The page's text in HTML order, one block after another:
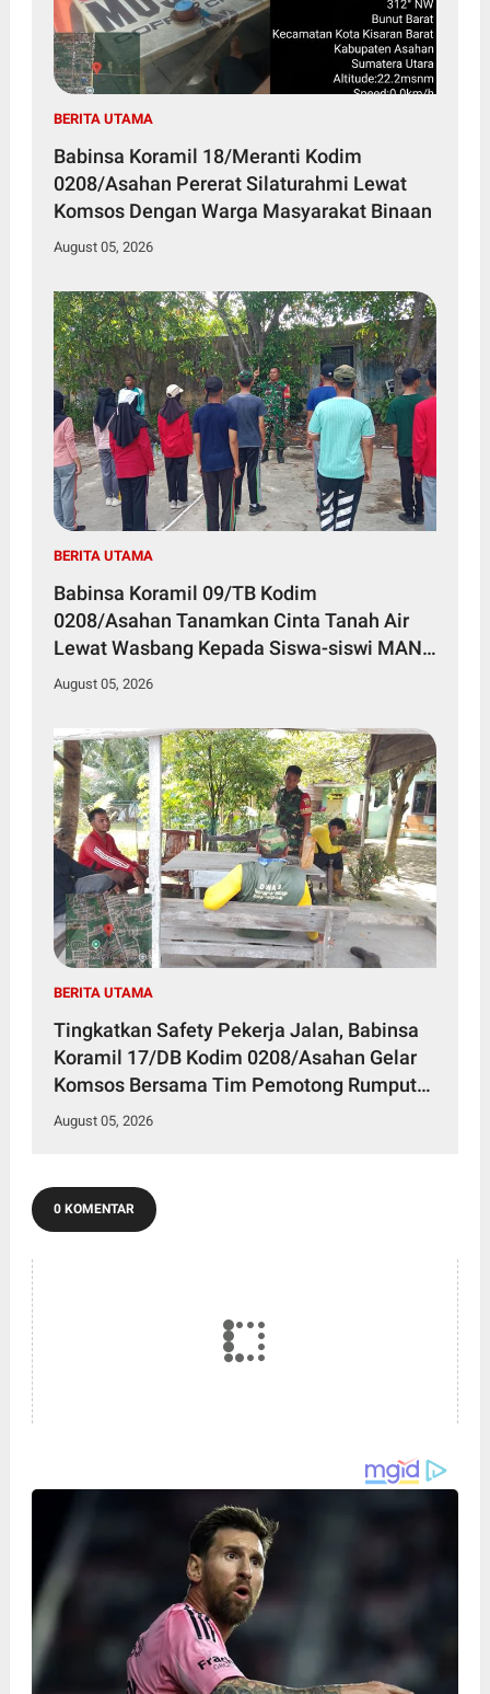
BERITA UTAMA
Babinsa Koramil 18/Meranti Kodim
0208/Asahan Pererat Silaturahmi Lewat
Komsos Dengan Warga Masyarakat Binaan
August 05, 2026
BERITA UTAMA
Babinsa Koramil 09/TB Kodim
0208/Asahan Tanamkan Cinta Tanah Air
Lewat Wasbang Kepada Siswa-siswi MAN1
Kota Tanjung Balai
August 05, 2026
BERITA UTAMA
Tingkatkan Safety Pekerja Jalan, Babinsa
Koramil 17/DB Kodim 0208/Asahan Gelar
Komsos Bersama Tim Pemotong Rumput
Dinas PU
August 05, 2026
0 KOMENTAR